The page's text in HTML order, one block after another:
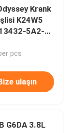
Krank
K24W5
5A2-
pcs
ulaşın
G6DA 3.8L